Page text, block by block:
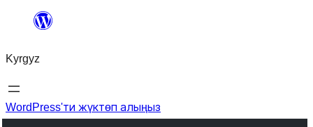
Мазмунга
Kyrgyz
WordPress'ти жүктөп алыңыз